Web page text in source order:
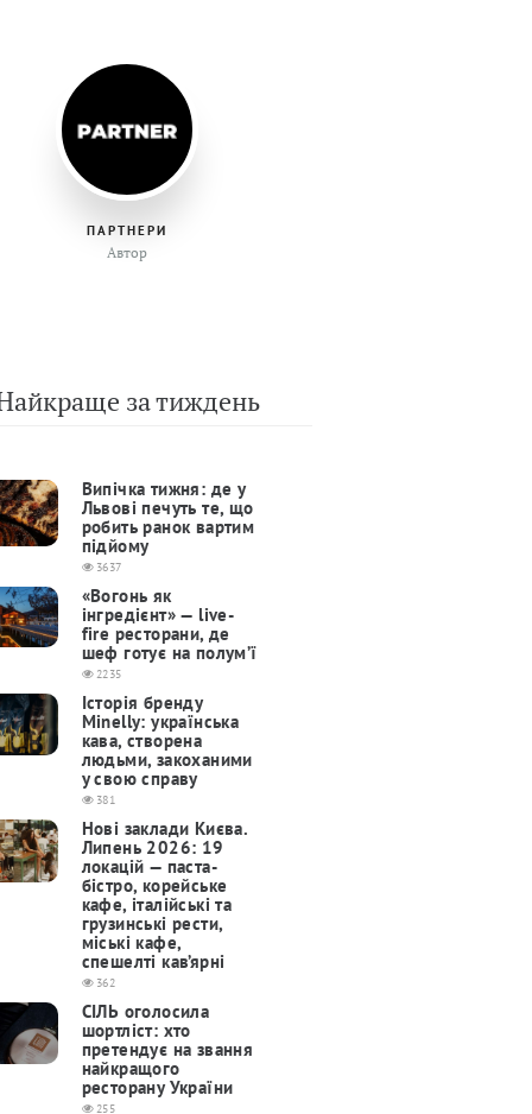
ПАРТНЕРИ
Автор
за тиждень
Випічка тижня: де у
Львові печуть те, що
робить ранок вартим
підйому
3637
«Вогонь як
інгредієнт» — live-
fire ресторани, де
шеф готує на полум’ї
2235
Історія бренду
Minelly: українська
кава, створена
людьми, закоханими
у свою справу
381
Нові заклади Києва.
Липень 2026: 19
локацій — паста-
бістро, корейське
кафе, італійські та
грузинські рести,
міські кафе,
спешелті кав’ярні
362
СІЛЬ оголосила
шортліст: хто
претендує на звання
найкращого
ресторану України
255